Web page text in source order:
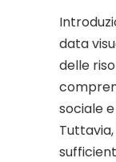
data
delle
sociale